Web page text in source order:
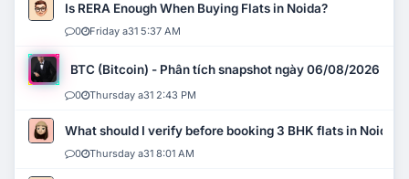
Is RERA Enough When Buying Flats in Noida?
0 Friday a31 5:37 AM
BTC (Bitcoin) - Phân tích snapshot ngày 06/08/2026
0 Thursday a31 2:43 PM
What should I verify before booking 3 BHK flats in Noida?
0 Thursday a31 8:01 AM